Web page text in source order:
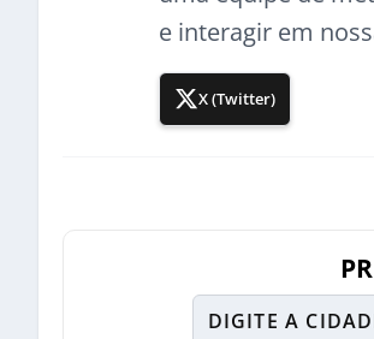
e interagir em
X (Twitter)